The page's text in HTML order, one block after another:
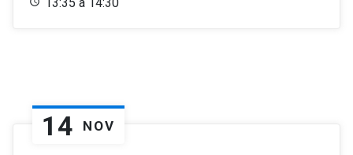
14 NOV